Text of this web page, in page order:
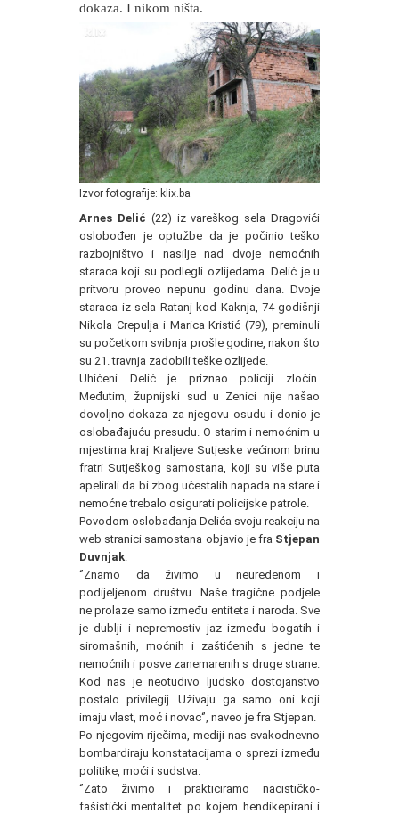
dokaza. I nikom ništa.
Izvor fotografije: klix.ba
Arnes Delić (22) iz vareškog sela Dragovići
oslobođen je optužbe da je počinio teško
razbojništvo i nasilje nad dvoje nemoćnih
staraca koji su podlegli ozlijedama. Delić je u
pritvoru proveo nepunu godinu dana. Dvoje
staraca iz sela Ratanj kod Kaknja, 74-godišnji
Nikola Crepulja i Marica Kristić (79), preminuli
su početkom svibnja prošle godine, nakon što
su 21. travnja zadobili teške ozlijede.
Uhićeni Delić je priznao policiji zločin.
Međutim, župnijski sud u Zenici nije našao
dovoljno dokaza za njegovu osudu i donio je
oslobađajuću presudu. O starim i nemoćnim u
mjestima kraj Kraljeve Sutjeske većinom brinu
fratri Sutješkog samostana, koji su više puta
apelirali da bi zbog učestalih napada na stare i
nemoćne trebalo osigurati policijske patrole.
Povodom oslobađanja Delića svoju reakciju na
web stranici samostana objavio je fra Stjepan
Duvnjak
‘’Znamo da živimo u neuređenom i
podijeljenom društvu. Naše tragične podjele
ne prolaze samo između entiteta i naroda. Sve
je dublji i nepremostiv jaz između bogatih i
siromašnih, moćnih i zaštićenih s jedne te
nemoćnih i posve zanemarenih s druge strane.
Kod nas je neotuđivo ljudsko dostojanstvo
postalo privilegij. Uživaju ga samo oni koji
imaju vlast, moć i novac‘’, naveo je fra Stjepan.
Po njegovim riječima, mediji nas svakodnevno
bombardiraju konstatacijama o sprezi između
politike, moći i sudstva.
‘’Zato živimo i prakticiramo nacističko-
fašistički mentalitet po kojem hendikepirani i